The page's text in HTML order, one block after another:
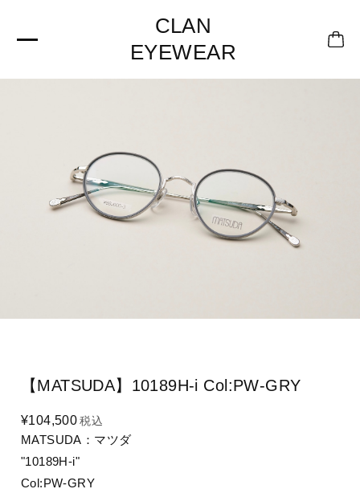
CLAN
EYEWEAR
【MATSUDA】10189H-i Col:PW-GRY
¥104,500 税込
MATSUDA：マツダ
"10189H-i"
Col:PW-GRY